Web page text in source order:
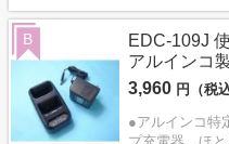
EDC-109J
アルインコ
3,960 円（税込
●アルインコ特
B